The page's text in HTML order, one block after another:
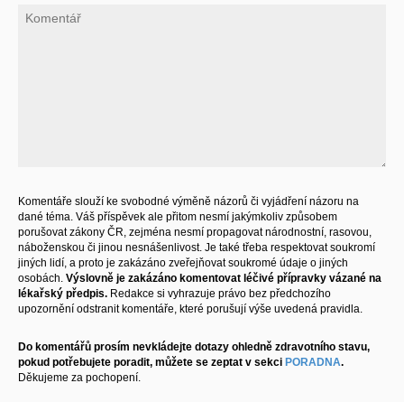
Komentáře slouží ke svobodné výměně názorů či vyjádření názoru na
dané téma. Váš příspěvek ale přitom nesmí jakýmkoliv způsobem
porušovat zákony ČR, zejména nesmí propagovat národnostní, rasovou,
náboženskou či jinou nesnášenlivost. Je také třeba respektovat soukromí
jiných lidí, a proto je zakázáno zveřejňovat soukromé údaje o jiných
osobách. Výslovně je zakázáno komentovat léčivé přípravky vázané na
lékařský předpis. Redakce si vyhrazuje právo bez předchozího
upozornění odstranit komentáře, které porušují výše uvedená pravidla.
Do komentářů prosím nevkládejte dotazy ohledně zdravotního stavu,
pokud potřebujete poradit, můžete se zeptat v sekci PORADNA.
Děkujeme za pochopení.